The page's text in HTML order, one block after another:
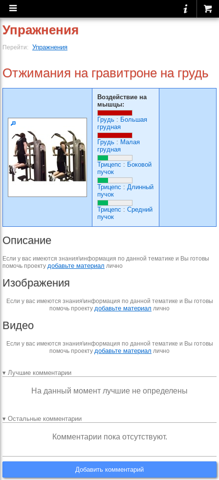
Упражнения
Перейти: Упражнения
Отжимания на гравитроне на грудь
Воздействие на
мышцы:
Грудь : Большая
грудная
Грудь : Малая
грудная
Трицепс : Боковой
пучок
Трицепс : Длинный
пучок
Трицепс : Средний
пучок
Описание
Если у вас имеются знания\информация по данной тематике и Вы готовы
помочь проекту добавьте материал лично
Изображения
Если у вас имеются знания\информация по данной тематике и Вы готовы
помочь проекту добавьте материал лично
Видео
Если у вас имеются знания\информация по данной тематике и Вы готовы
помочь проекту добавьте материал лично
▾ Лучшие комментарии
На данный момент лучшие не определены
▾ Остальные комментарии
Комментарии пока отсутствуют.
Добавить комментарий